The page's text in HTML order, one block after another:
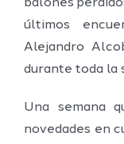
balones
últimos
Alejandro
durante toda la
Una semana
novedades en